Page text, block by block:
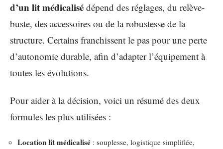
d’un lit médicalisé dépend des réglages, du relève-
buste, des accessoires ou de la robustesse de la
structure. Certains franchissent le pas pour une perte
d’autonomie durable, afin d’adapter l’équipement à
toutes les évolutions.
Pour aider à la décision, voici un résumé des deux
formules les plus utilisées :
Location lit médicalisé : souplesse, logistique simplifiée,